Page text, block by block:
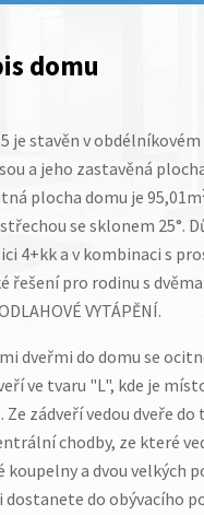
domu
je stavěn v obdélníkovém
a jeho zastavěná
plocha domu je 95,01m
se sklonem 25°.
4+kk a v kombinaci s
řešení pro rodinu s
VYTÁPĚNÍ.
dveřmi do domu se
ve tvaru "L", kde je
zádveří vedou dveře do
chodby, ze které
koupelny a dvou velkých
dostanete do obývacího